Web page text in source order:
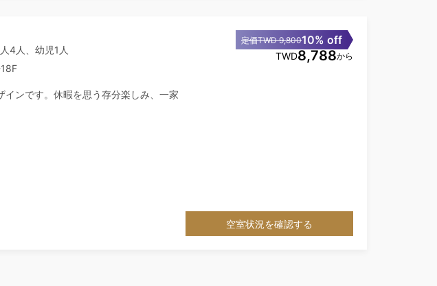
4人、幼児1人
ンです。休暇を思う存分楽しみ、一家
定価TWD 9,80010% off
TWD8,788から
空室状況を確認する